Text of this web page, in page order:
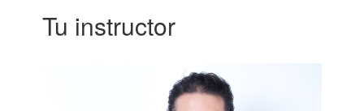
Tu instructor